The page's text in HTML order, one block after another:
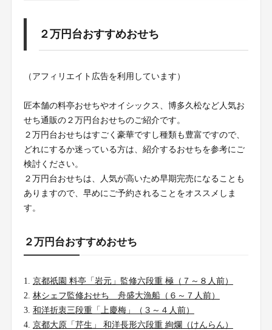
２万円台おすすめおせち
（アフィリエイト広告を利用しています）
匠本舗の料亭おせちやオイシックス、博多久松など人気お
せち通販の２万円台おせちのご紹介です。
２万円台おせちはすごく豪華ですし種類も豊富ですので、
どれにするか迷っている方は、紹介するおせちを参考にご
検討ください。
２万円台おせちは、人気が高いため早期完売になることも
ありますので、早めにご予約されることをオススメしま
す。
２万円台おすすめおせち
京都祇園 料亭「岩元」監修六段重 極（７～８人前）
林シェフ監修おせち 舟盛大漁船（６～７人前）
和洋折衷三段重「上慶梅」（３～４人前）
京都大原「芹生」 和洋長形六段重 絢爛（けんらん）